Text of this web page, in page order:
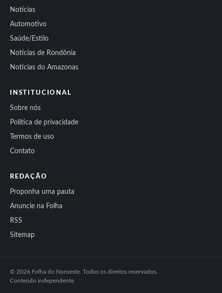
Notícias
Automotivo
Saúde/Estilo
Notícias de Rondônia
Notícias do Amazonas
INSTITUCIONAL
Sobre nós
Política de privacidade
Termos de uso
Contato
REDAÇÃO
Proponha uma pauta
Anuncie na Folha
RSS
Sitemap
© 2026 Folha do Noroeste. Todos os direitos reservados.
Conteúdo independente.